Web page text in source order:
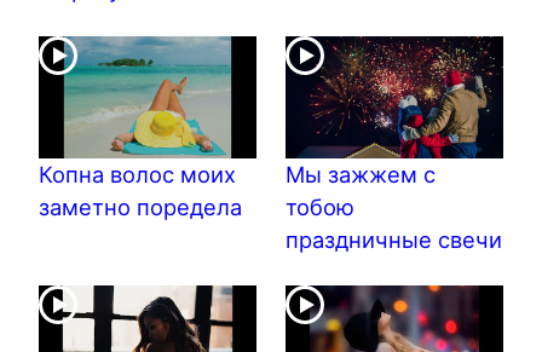
Копна волос моих
заметно поредела
Мы зажжем с
тобою
праздничные свечи